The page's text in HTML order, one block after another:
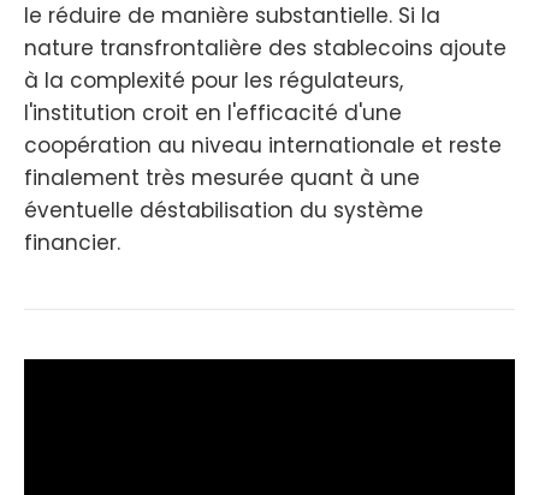
le réduire de manière substantielle. Si la
nature transfrontalière des stablecoins ajoute
à la complexité pour les régulateurs,
l'institution croit en l'efficacité d'une
coopération au niveau internationale et reste
finalement très mesurée quant à une
éventuelle déstabilisation du système
financier.